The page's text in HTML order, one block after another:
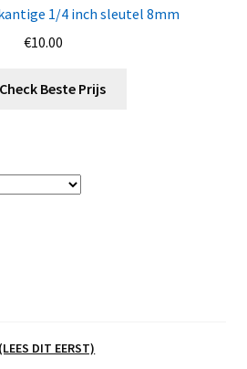
1/4 inch sleutel 8mm
€10.00
Check Beste Prijs
DIT EERST)